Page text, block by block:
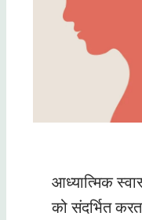
आध्यात्मिक
को संदर्भित